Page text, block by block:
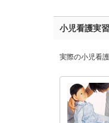
小児看護実
実際の小児看